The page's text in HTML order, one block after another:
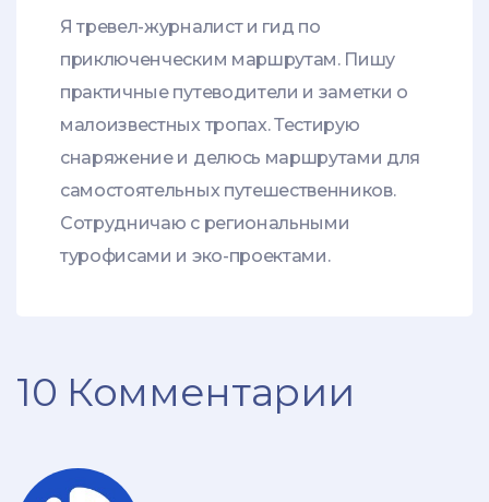
Я тревел-журналист и гид по
приключенческим маршрутам. Пишу
практичные путеводители и заметки о
малоизвестных тропах. Тестирую
снаряжение и делюсь маршрутами для
самостоятельных путешественников.
Сотрудничаю с региональными
турофисами и эко-проектами.
10 Комментарии